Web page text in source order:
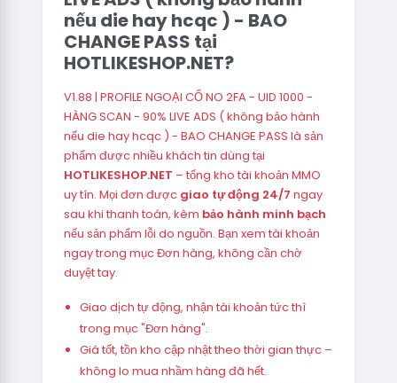
nếu die hay hcqc ) - BAO
CHANGE PASS tại
HOTLIKESHOP.NET?
V1.88 | PROFILE NGOẠI CỔ NO 2FA - UID 1000 -
HÀNG SCAN - 90% LIVE ADS ( không bảo hành
nếu die hay hcqc ) - BAO CHANGE PASS là sản
phẩm được nhiều khách tin dùng tại
HOTLIKESHOP.NET – tổng kho tài khoản MMO
uy tín. Mọi đơn được giao tự động 24/7 ngay
sau khi thanh toán, kèm bảo hành minh bạch
nếu sản phẩm lỗi do nguồn. Bạn xem tài khoản
ngay trong mục Đơn hàng, không cần chờ
duyệt tay.
Giao dịch tự động, nhận tài khoản tức thì
trong mục "Đơn hàng".
Giá tốt, tồn kho cập nhật theo thời gian thực –
không lo mua nhầm hàng đã hết.